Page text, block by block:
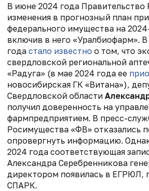
В июне 2024 года Правительство
изменения в прогнозный план
федерального имущества на
включив в него «Уралбиофарм».
года стало известно о том, что
свердловской региональной
«Радуга» (в мае 2024 года ее
новосибирская ГК «Витана»),
Свердловской области
получил доверенность на
фармпредприятием. В пресс-
Росимущества «ФВ» отказались
опровергнуть информацию.
2024 года соответствующая
Александра Серебренникова
директором появилась в ЕГРЮЛ,
СПАРК.